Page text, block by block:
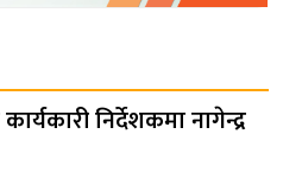
निर्देशकमा नागेन्द्र